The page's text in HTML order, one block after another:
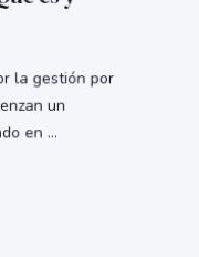
la gestión por
un
en ...